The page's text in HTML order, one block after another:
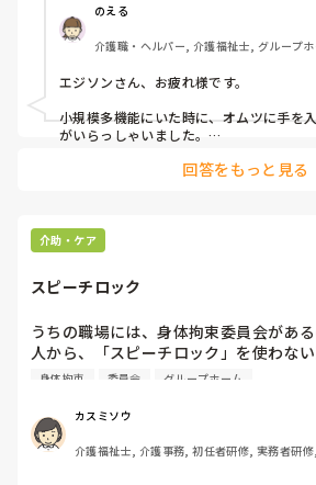
いうことは完全にアウトだよ。様子見
は？」って
のえる
介護職・ヘルパー, 介護福祉士, グループ
護
エジソンさん、お疲れ様です。
小規模多機能にいた時に、オムツに手を
がいらっしゃいました。
昼間は職員数も多く目が届きやすいので
る」ことを意識して対応していました。
排泄のタイミングを少し早めに促したり
した。
オムツに手を入れてしまう背景には、不
とも多いと感じているので、そういった
ら関わることが大切だと思います。
場合によっては身体拘束と判断される可
する際は慎重な判断が必要だと感じていま
回答をもっと見る
介助・ケア
スピーチロック
うちの職場には、身体拘束委員会があ
人から、「スピーチロック」を使わな
さいと言われました。
身体拘束 委員会 グループホーム
カスミソウ
介護福祉士, 介護事務, 初任者研修, 実務者研